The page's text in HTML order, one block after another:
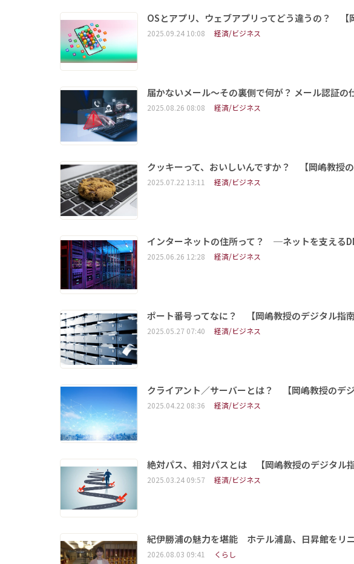
OSとアプリ、ウェブアプリってどう違うの？ 【
2025.09.24 10:08 経済/ビジネス
届かないメール～その裏側で何が？ メール認証
2025.08.26 08:08 経済/ビジネス
クッキーって、おいしいんですか？ 【岡嶋教授の
2025.07.22 13:11 経済/ビジネス
インターネットの住所って？ ─ネットを支える
2025.06.26 12:28 経済/ビジネス
ポート番号ってなに？ 【岡嶋教授のデジタル指南
2025.05.27 07:40 経済/ビジネス
クライアント／サーバーとは？ 【岡嶋教授のデジ
2025.04.22 08:36 経済/ビジネス
絶対パス、相対パスとは 【岡嶋教授のデジタル指
2025.03.24 09:57 経済/ビジネス
紀伊勝浦の魅力を堪能 ホテル浦島、日昇館をリ
2026.08.03 09:41 くらし